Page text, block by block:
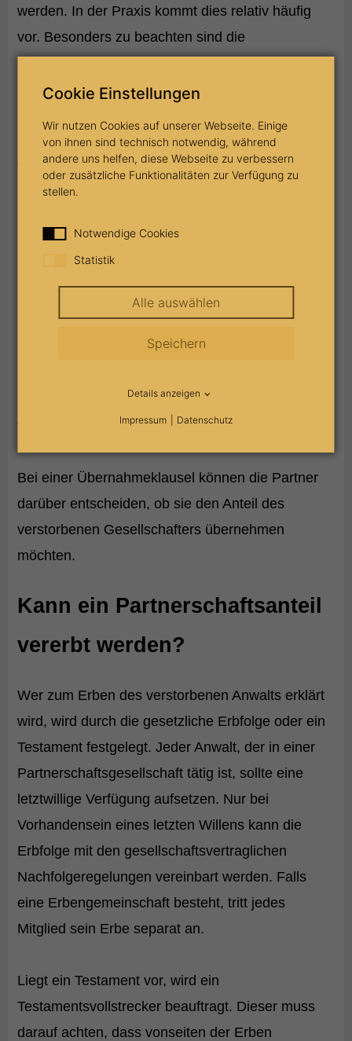
werden. In der Praxis kommt dies relativ häufig
vor. Besonders zu beachten sind die
erfüllen haben.
Eine qualifizierte Nachfolgeklausel tritt dann ein,
wenn der Eintritt der Erben in die Partnerschaft
ermöglicht wird. Laut
bei den Erben in diesem Fall um Angehörige der
entsprechenden Berufsgruppe handeln.
Denkbar ist zudem eine Eintrittsklausel, die es den
Erben ermöglicht, im Rahmen der
Partnerschaftsgesellschaft aufgenommen zu
werden.
Bei einer Übernahmeklausel können die Partner
darüber entscheiden, ob sie den Anteil des
verstorbenen Gesellschafters übernehmen
möchten.
Kann ein Partnerschaftsanteil
vererbt werden?
Wer zum Erben des verstorbenen Anwalts erklärt
wird, wird durch die gesetzliche Erbfolge oder ein
Testament festgelegt. Jeder Anwalt, der in einer
Partnerschaftsgesellschaft tätig ist, sollte eine
letztwillige Verfügung aufsetzen. Nur bei
Vorhandensein eines letzten Willens kann die
Erbfolge mit den gesellschaftsvertraglichen
Nachfolgeregelungen vereinbart werden. Falls
eine Erbengemeinschaft besteht, tritt jedes
Mitglied sein Erbe separat an.
Liegt ein Testament vor, wird ein
Testamentsvollstrecker beauftragt. Dieser muss
darauf achten, dass vonseiten der Erben
Cookie Einstellungen
Wir nutzen Cookies auf unserer Webseite. Einige
von ihnen sind technisch notwendig, während
andere uns helfen, diese Webseite zu verbessern
oder zusätzliche Funktionalitäten zur Verfügung zu
stellen.
Notwendige Cookies
Statistik
Alle auswählen
Speichern
Details anzeigen
Impressum Datenschutz